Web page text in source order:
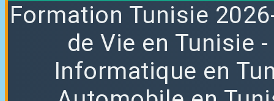
Formation Tunisie
de Vie en Tunisie -
Informatique en